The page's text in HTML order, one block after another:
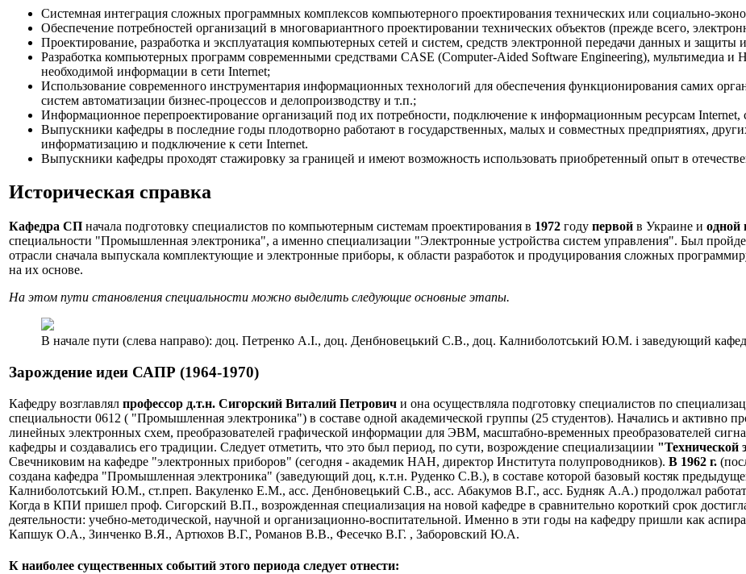
Системная интеграция сложных программных комплексов компьютерного проектирования технических или социально-
Обеспечение потребностей организаций в многовариантного проектировании технических объектов (прежде всего,
Проектирование, разработка и эксплуатация компьютерных сетей и систем, средств электронной передачи данных и защиты
Разработка компьютерных программ современными средствами CASE (Computer-Aided Software Engineering), мультимедиа
необходимой информации в сети Internet;
Использование современного инструментария информационных технологий для обеспечения функционирования самих
систем автоматизации бизнес-процессов и делопроизводству и т.п.;
Информационное перепроектирование организаций под их потребности, подключение к информационным ресурсам Internet,
Выпускники кафедры в последние годы плодотворно работают в государственных, малых и совместных предприятиях,
информатизацию и подключение к сети Internet.
Выпускники кафедры проходят стажировку за границей и имеют возможность использовать приобретенный опыт в
Историческая справка
Кафедра СП начала подготовку специалистов по компьютерным системам проектирования в 1972 году первой в Украине и одной
специальности "Промышленная электроника", а именно специализации "Электронные устройства систем управления". Был
отрасли сначала выпускала комплектующие и электронные приборы, к области разработок и продуцирования сложных
на их основе.
На этом пути становления специальности можно выделить следующие основные этапы.
В начале пути (слева направо): доц. Петренко А.І., доц. Денбновецький С.В., доц. Калниболотський Ю.М. і заведующий
Зарождение идеи САПР (1964-1970)
Кафедру возглавлял профессор д.т.н. Сигорский Виталий Петрович и она осуществляла подготовку специалистов по
специальности 0612 ( "Промышленная электроника") в составе одной академической группы (25 студентов). Начались и активно
линейных электронных схем, преобразователей графической информации для ЭВМ, масштабно-временных преобразователей
кафедры и создавались его традиции. Следует отметить, что это был период, по сути, возрождение специализациии "Технической
Свечниковим на кафедре "электронных приборов" (сегодня - академик НАН, директор Института полупроводников). В 1962 г.
создана кафедра "Промышленная электроника" (заведующий доц, к.т.н. Руденко С.В.), в составе которой базовый костяк
Калниболотський Ю.М., ст.преп. Вакуленко Е.М., асс. Денбновецький С.В., асс. Абакумов В.Г., асс. Будняк А.А.) продолжал
Когда в КПИ пришел проф. Сигорский В.П., возрожденная специализация на новой кафедре в сравнительно короткий срок
деятельности: учебно-методической, научной и организационно-воспитательной. Именно в эти годы на кафедру пришли как
Капшук О.А., Зинченко В.Я., Артюхов В.Г., Романов В.В., Фесечко В.Г. , Заборовский Ю.А.
К наиболее существенных событий этого периода следует отнести: